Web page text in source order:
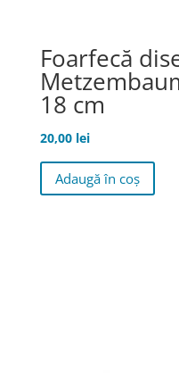
Foarfecă
18 cm
20,00 lei
Adaugă în coș